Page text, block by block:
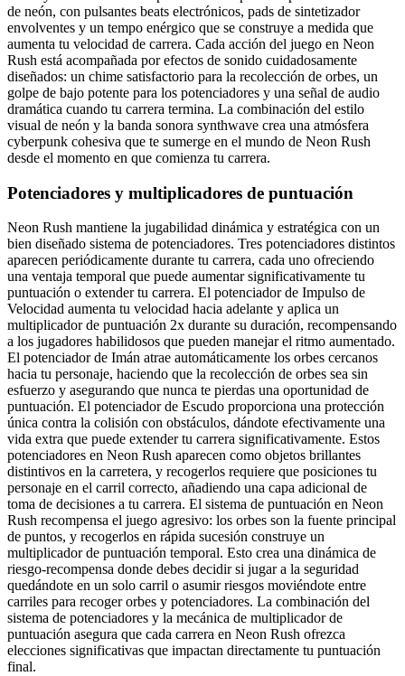
de neón, con pulsantes beats electrónicos, pads de sintetizador
envolventes y un tempo enérgico que se construye a medida que
aumenta tu velocidad de carrera. Cada acción del juego en Neon
Rush está acompañada por efectos de sonido cuidadosamente
diseñados: un chime satisfactorio para la recolección de orbes, un
golpe de bajo potente para los potenciadores y una señal de audio
dramática cuando tu carrera termina. La combinación del estilo
visual de neón y la banda sonora synthwave crea una atmósfera
cyberpunk cohesiva que te sumerge en el mundo de Neon Rush
desde el momento en que comienza tu carrera.
Potenciadores y multiplicadores de puntuación
Neon Rush mantiene la jugabilidad dinámica y estratégica con un
bien diseñado sistema de potenciadores. Tres potenciadores distintos
aparecen periódicamente durante tu carrera, cada uno ofreciendo
una ventaja temporal que puede aumentar significativamente tu
puntuación o extender tu carrera. El potenciador de Impulso de
Velocidad aumenta tu velocidad hacia adelante y aplica un
multiplicador de puntuación 2x durante su duración, recompensando
a los jugadores habilidosos que pueden manejar el ritmo aumentado.
El potenciador de Imán atrae automáticamente los orbes cercanos
hacia tu personaje, haciendo que la recolección de orbes sea sin
esfuerzo y asegurando que nunca te pierdas una oportunidad de
puntuación. El potenciador de Escudo proporciona una protección
única contra la colisión con obstáculos, dándote efectivamente una
vida extra que puede extender tu carrera significativamente. Estos
potenciadores en Neon Rush aparecen como objetos brillantes
distintivos en la carretera, y recogerlos requiere que posiciones tu
personaje en el carril correcto, añadiendo una capa adicional de
toma de decisiones a tu carrera. El sistema de puntuación en Neon
Rush recompensa el juego agresivo: los orbes son la fuente principal
de puntos, y recogerlos en rápida sucesión construye un
multiplicador de puntuación temporal. Esto crea una dinámica de
riesgo-recompensa donde debes decidir si jugar a la seguridad
quedándote en un solo carril o asumir riesgos moviéndote entre
carriles para recoger orbes y potenciadores. La combinación del
sistema de potenciadores y la mecánica de multiplicador de
puntuación asegura que cada carrera en Neon Rush ofrezca
elecciones significativas que impactan directamente tu puntuación
final.